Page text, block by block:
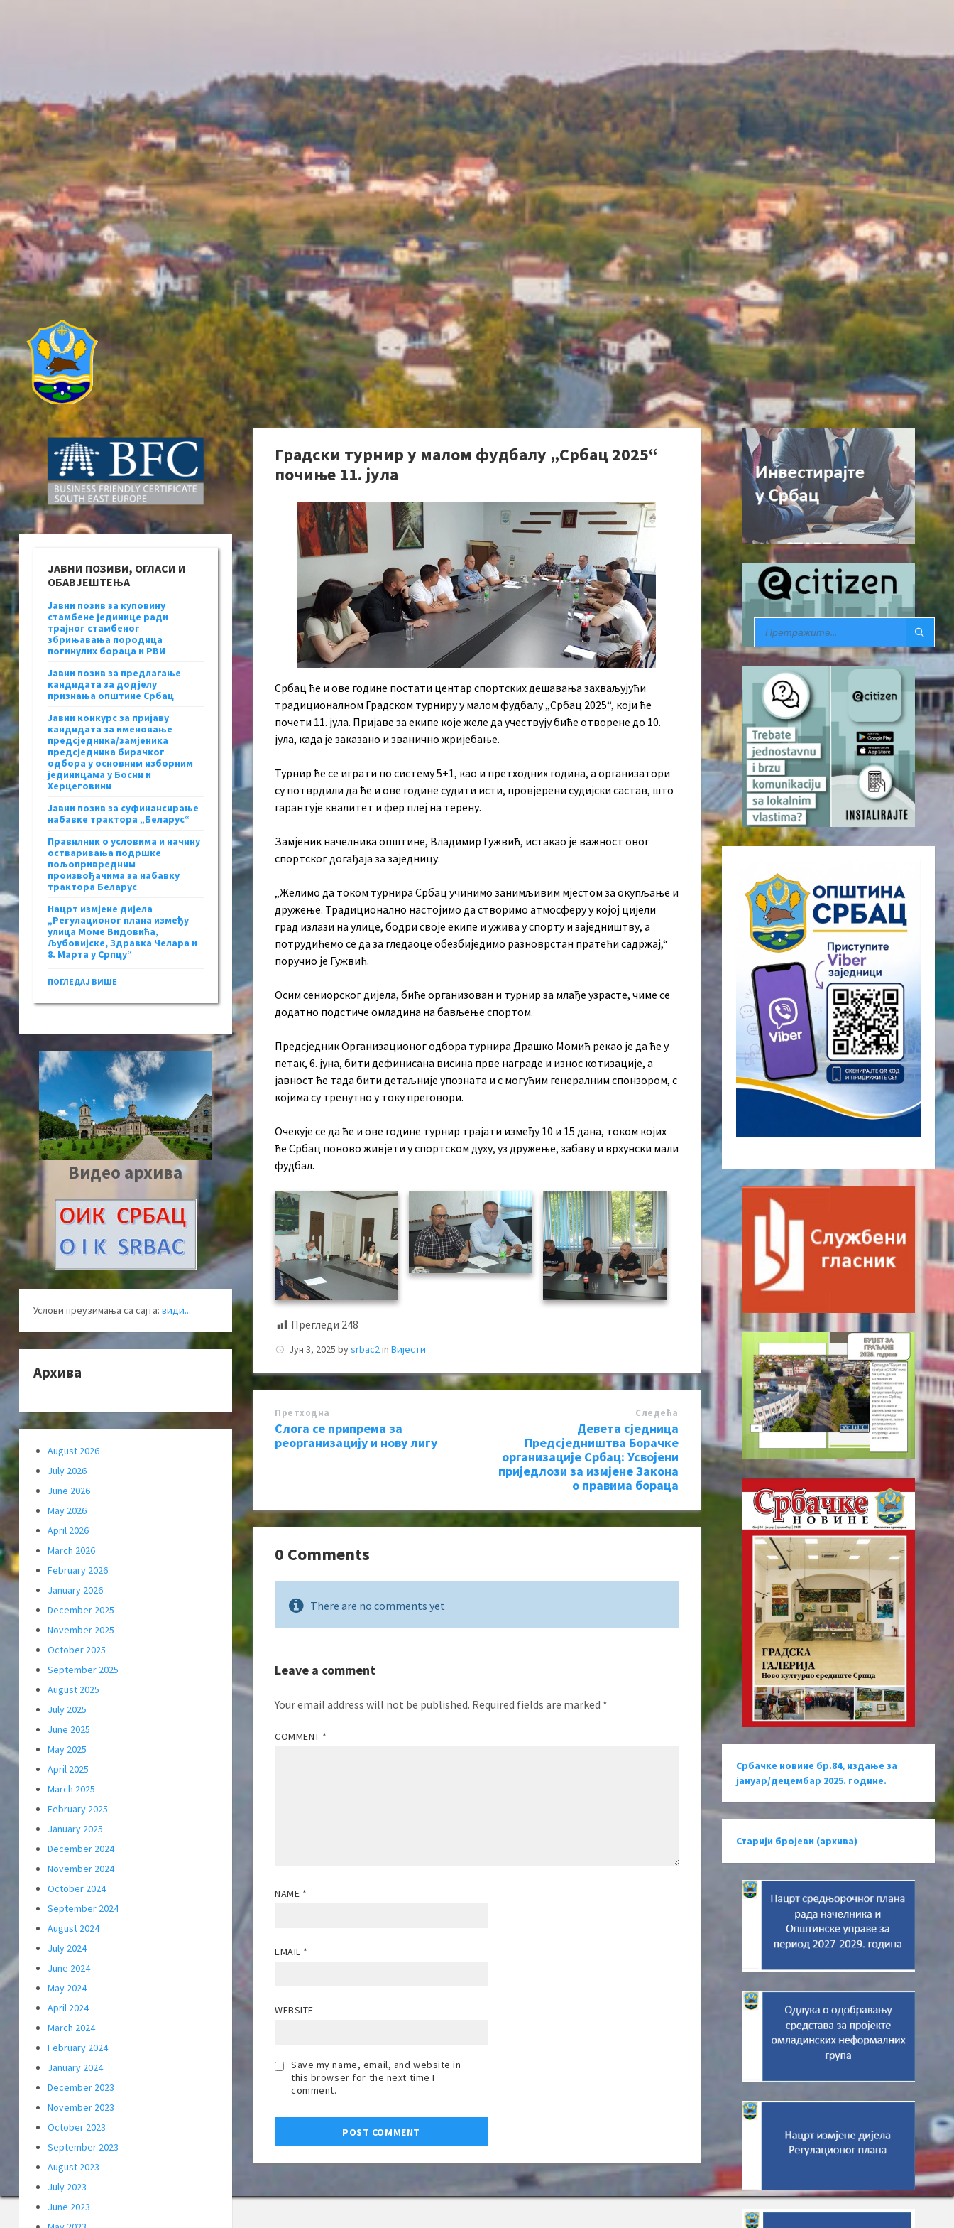
Градски турнир у малом фудбалу „Србац 2025“
почиње 11. јула
Србац ће и ове године постати центар спортских дешавања захваљујући
традиционалном Градском турниру у малом фудбалу „Србац 2025“, који ће
почети 11. јула. Пријаве за екипе које желе да учествују биће отворене до 10.
јула, када је заказано и званично жријебање.
Турнир ће се играти по систему 5+1, као и претходних година, а организатори
су потврдили да ће и ове године судити исти, провјерени судијски састав, што
гарантује квалитет и фер плеј на терену.
Замјеник начелника општине, Владимир Гужвић, истакао је важност овог
спортског догађаја за заједницу.
„Желимо да током турнира Србац учинимо занимљивим мјестом за окупљање и
дружење. Традиционално настојимо да створимо атмосферу у којој цијели
град излази на улице, бодри своје екипе и ужива у спорту и заједништву, а
потрудићемо се да за гледаоце обезбиједимо разноврстан пратећи садржај,“
поручио је Гужвић.
Осим сениорског дијела, биће организован и турнир за млађе узрасте, чиме се
додатно подстиче омладина на бављење спортом.
Предсједник Организационог одбора турнира Драшко Момић рекао је да ће у
петак, 6. јуна, бити дефинисана висина прве награде и износ котизације, а
јавност ће тада бити детаљније упозната и с могућим генералним спонзором, с
којима су тренутно у току преговори.
Очекује се да ће и ове године турнир трајати између 10 и 15 дана, током којих
ће Србац поново живјети у спортском духу, уз дружење, забаву и врхунски мали
фудбал.
Прегледи 248
Јун 3, 2025 bysrbac2 in Вијести
Претходна
Слога се припрема за
реорганизацију и нову лигу
Следећa
Девета сједница
Предсједништва Борачке
организације Србац: Усвојени
приједлози за измјене Закона
о правима бораца
0 Comments
There are no comments yet
Leave a comment
Your email address will not be published. Required fields are marked *
COMMENT *
NAME *
EMAIL *
WEBSITE
Save my name, email, and website in
this browser for the next time I
comment.
ЈАВНИ ПОЗИВИ, ОГЛАСИ И
ОБАВЈЕШТЕЊА
Јавни позив за куповину
стамбене јединице ради
трајног стамбеног
збрињавања породица
погинулих бораца и РВИ
Јавни позив за предлагање
кандидата за додјелу
признања општине Србац
Јавни конкурс за пријаву
кандидата за именовање
предсједника/замјеника
предсједника бирачког
одбора у основним изборним
јединицама у Босни и
Херцеговини
Јавни позив за суфинансирање
набавке трактора „Беларус“
Правилник о условима и начину
остваривања подршке
пољопривредним
произвођачима за набавку
трактора Беларус
Нацрт измјене дијела
„Регулационог плана између
улица Моме Видовића,
Љубовијске, Здравка Челара и
8. Марта у Српцу“
ПОГЛЕДАЈ ВИШЕ
Видео архива
Услови преузимања са сајта: види...
Архива
August 2026
July 2026
June 2026
May 2026
April 2026
March 2026
February 2026
January 2026
December 2025
November 2025
October 2025
September 2025
August 2025
July 2025
June 2025
May 2025
April 2025
March 2025
February 2025
January 2025
December 2024
November 2024
October 2024
September 2024
August 2024
July 2024
June 2024
May 2024
April 2024
March 2024
February 2024
January 2024
December 2023
November 2023
October 2023
September 2023
August 2023
July 2023
June 2023
Србачке новине бр.84, издање за
јануар/децембар 2025. године.
Старији бројеви (архива)